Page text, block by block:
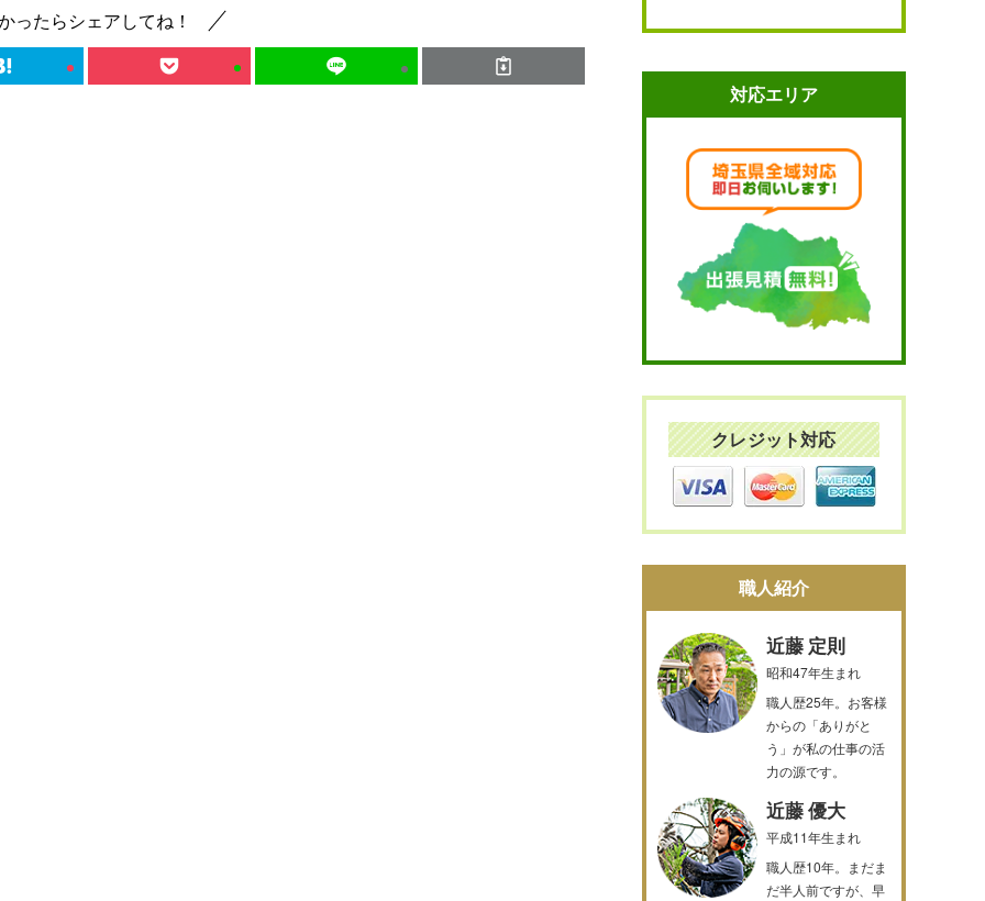
ったらシェアしてね！
対応エリア
クレジット対応
職人紹介
近藤 定則
昭和47年生まれ
職人歴25年。お客様
からの「ありがと
う」が私の仕事の活
力の源です。
近藤 優大
平成11年生まれ
職人歴10年。まだま
だ半人前ですが、早